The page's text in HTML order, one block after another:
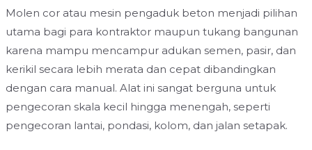
Molen cor atau mesin pengaduk beton menjadi pilihan
utama bagi para kontraktor maupun tukang bangunan
karena mampu mencampur adukan semen, pasir, dan
kerikil secara lebih merata dan cepat dibandingkan
dengan cara manual. Alat ini sangat berguna untuk
pengecoran skala kecil hingga menengah, seperti
pengecoran lantai, pondasi, kolom, dan jalan setapak.